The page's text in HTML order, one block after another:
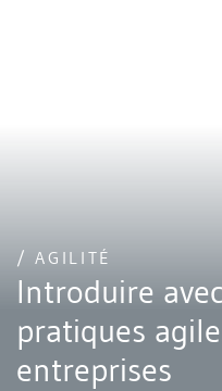
/ AGILITÉ
Introduire
pratiques
entreprises